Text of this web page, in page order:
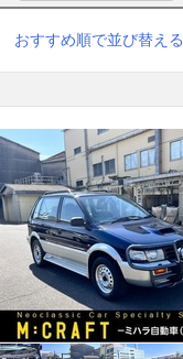
おすすめ順で並び替える